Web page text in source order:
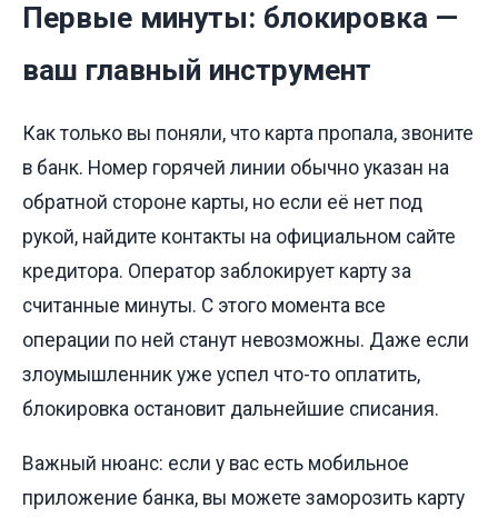
Первые минуты: блокировка —
ваш главный инструмент
Как только вы поняли, что карта пропала, звоните
в банк. Номер горячей линии обычно указан на
обратной стороне карты, но если её нет под
рукой, найдите контакты на официальном сайте
кредитора. Оператор заблокирует карту за
считанные минуты. С этого момента все
операции по ней станут невозможны. Даже если
злоумышленник уже успел что-то оплатить,
блокировка остановит дальнейшие списания.
Важный нюанс: если у вас есть мобильное
приложение банка, вы можете заморозить карту